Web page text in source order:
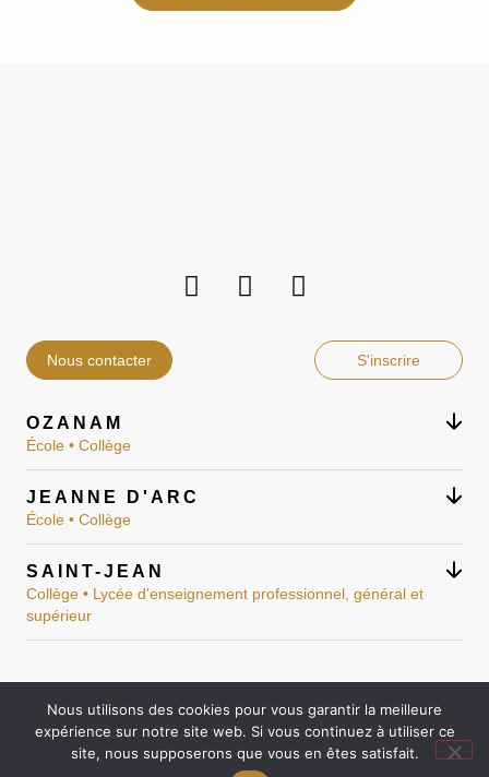
Nous contacter S'inscrire
OZANAM
École • Collège
JEANNE D'ARC
École • Collège
SAINT-JEAN
Collège • Lycée d'enseignement professionnel, général et
supérieur
Mentions légales
Réalisation : Ekole.fr
Nous utilisons des cookies pour vous garantir la meilleure
expérience sur notre site web. Si vous continuez à utiliser ce
site, nous supposerons que vous en êtes satisfait.